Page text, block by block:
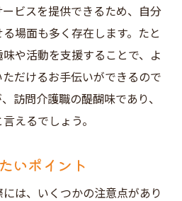
ビスを提供できるため、自分
場面も多く存在します。たと
や活動を支援することで、よ
だけるお手伝いができるので
訪問介護職の醍醐味であり、
えるでしょう。
いポイント
は、いくつかの注意点があり